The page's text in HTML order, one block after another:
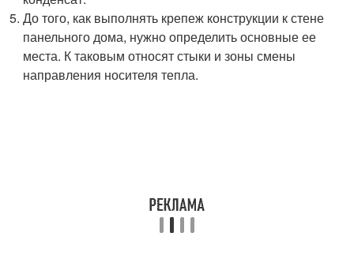
До того, как выполнять крепеж конструкции к стене
панельного дома, нужно определить основные ее
места. К таковым относят стыки и зоны смены
направления носителя тепла.